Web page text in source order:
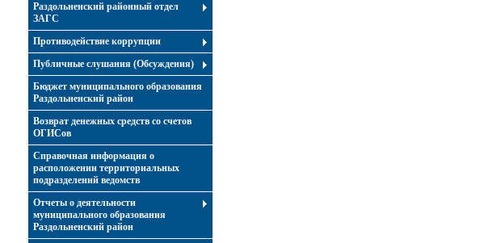
Раздольненский районный отдел
ЗАГС
Противодействие коррупции
Публичные слушания (Обсуждения)
Бюджет муниципального образования
Раздольненский район
Возврат денежных средств со счетов
ОГИСов
Справочная информация о
расположении территориальных
подразделений ведомств
Отчеты о деятельности
муниципального образования
Раздольненский район